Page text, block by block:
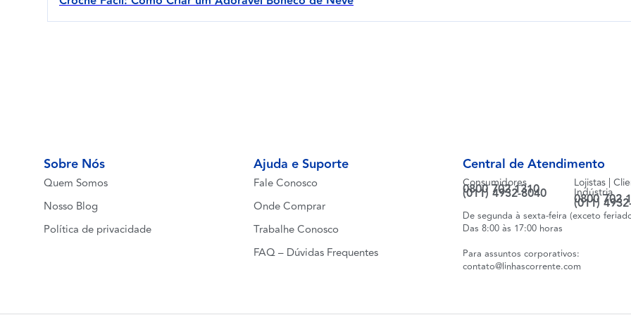
Sobre Nós
Quem Somos
Nosso Blog
Política de privacidade
Ajuda e Suporte
Fale Conosco
Onde Comprar
Trabalhe Conosco
FAQ – Dúvidas Frequentes
Central de Atendimento
Consumidores
0800 702 1310
(011) 4932-8040
Lojistas |
Indústria
0800 702
(011)
De segunda à sexta-feira (exceto
Das 8:00 às 17:00 horas
Para assuntos corporativos:
contato@linhascorrente.com